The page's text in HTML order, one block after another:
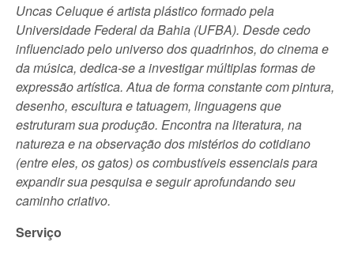
Uncas Celuque é artista plástico formado pela
Universidade Federal da Bahia (UFBA). Desde cedo
influenciado pelo universo dos quadrinhos, do cinema e
da música, dedica-se a investigar múltiplas formas de
expressão artística. Atua de forma constante com pintura,
desenho, escultura e tatuagem, linguagens que
estruturam sua produção. Encontra na literatura, na
natureza e na observação dos mistérios do cotidiano
(entre eles, os gatos) os combustíveis essenciais para
expandir sua pesquisa e seguir aprofundando seu
caminho criativo.
Serviço